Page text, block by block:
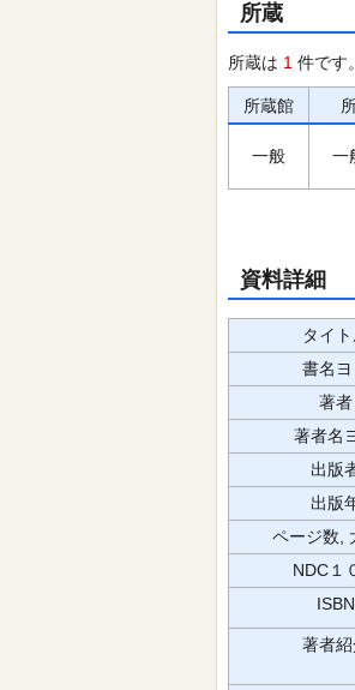
所蔵
所蔵は 1 件です
所蔵館
一般 一
資料詳細
タイ
書名ヨ
著者
著者名
出版
出版
ページ数,
NDC１
ISBN
著者紹